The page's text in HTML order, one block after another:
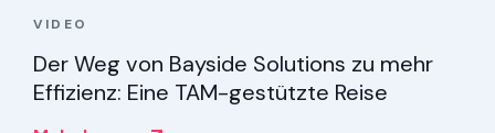
VIDEO
Der Weg von Bayside Solutions zu mehr
Effizienz: Eine TAM-gestützte Reise